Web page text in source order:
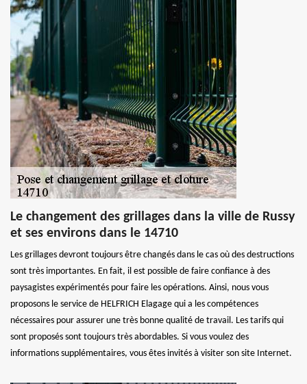
Le changement des grillages dans la ville de Russy
et ses environs dans le 14710
Les grillages devront toujours être changés dans le cas où des destructions
sont très importantes. En fait, il est possible de faire confiance à des
paysagistes expérimentés pour faire les opérations. Ainsi, nous vous
proposons le service de HELFRICH Elagage qui a les compétences
nécessaires pour assurer une très bonne qualité de travail. Les tarifs qui
sont proposés sont toujours très abordables. Si vous voulez des
informations supplémentaires, vous êtes invités à visiter son site Internet.